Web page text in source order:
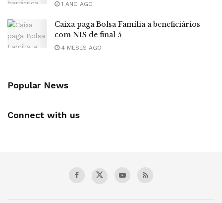
1 ANO AGO
Caixa paga Bolsa Família a beneficiários
com NIS de final 5
4 MESES AGO
Popular News
Connect with us